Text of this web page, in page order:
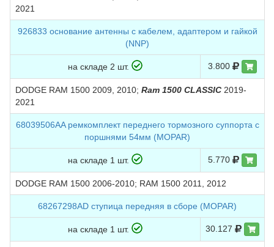
2021
926833 основание антенны с кабелем, адаптером и гайкой
(NNP)
на складе 2 шт. 3.800
DODGE RAM 1500 2009, 2010; Ram 1500 CLASSIC 2019-
2021
68039506AA ремкомплект переднего тормозного суппорта с
поршнями 54мм (MOPAR)
на складе 1 шт. 5.770
DODGE RAM 1500 2006-2010; RAM 1500 2011, 2012
68267298AD ступица передняя в сборе (MOPAR)
на складе 1 шт. 30.127